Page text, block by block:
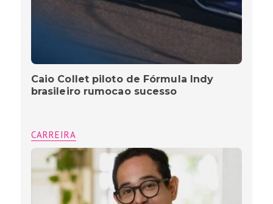
Caio Collet piloto de Fórmula Indy
brasileiro rumocao sucesso
CARREIRA